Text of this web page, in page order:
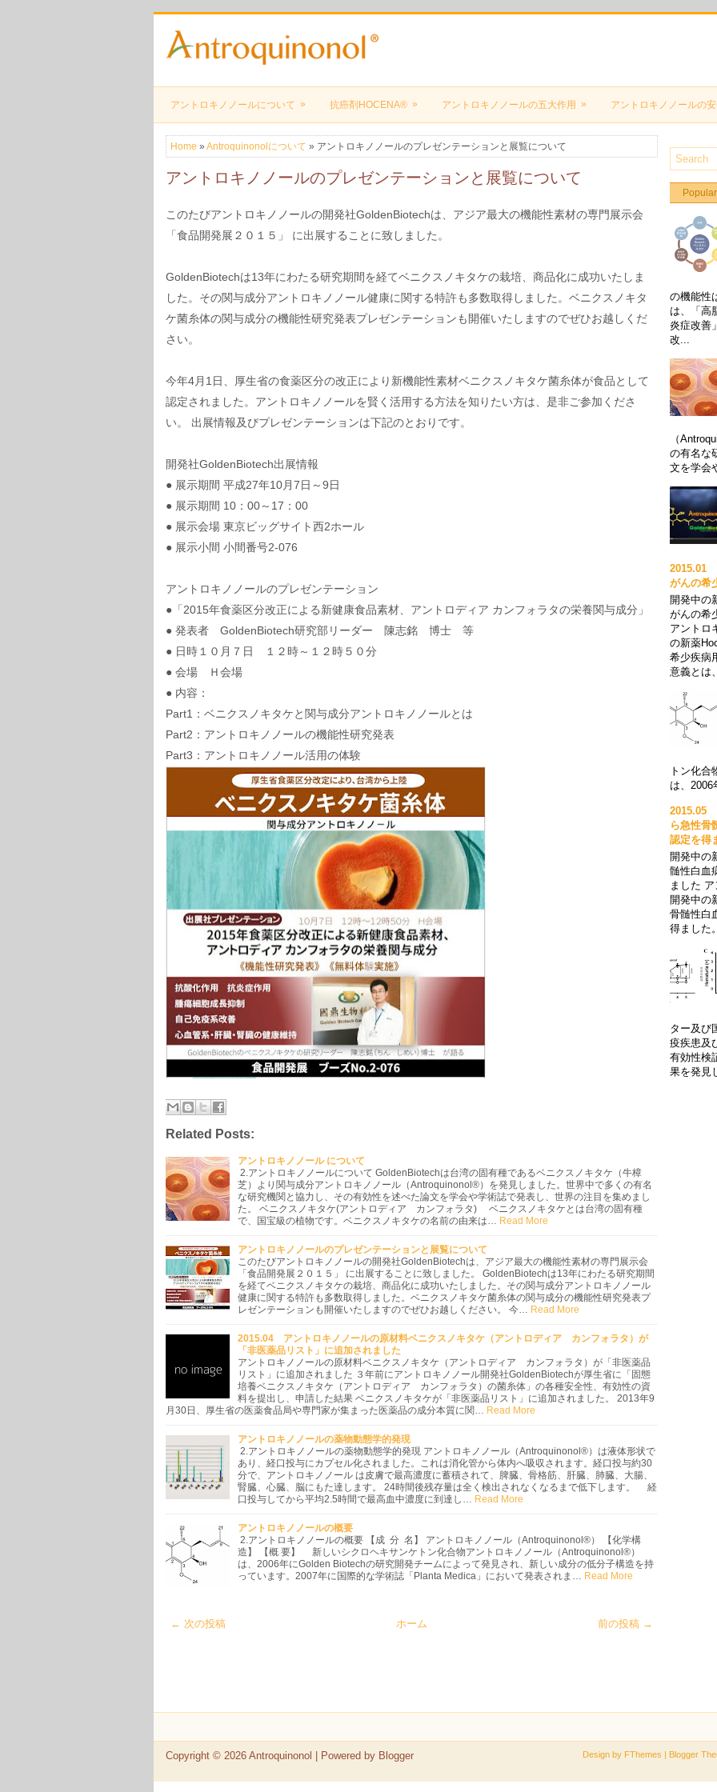
アントロキノノールについて » 抗癌剤HOCENA® » アントロキノノールの五大作用 » アントロキノノールの
Home » Antroquinonolについて » アントロキノノールのプレゼンテーションと展覧について
アントロキノノールのプレゼンテーションと展覧について
このたびアントロキノノールの開発社GoldenBiotechは、アジア最大の機能性素材の専門展示会
「食品開発展２０１５」 に出展することに致しました。
GoldenBiotechは13年にわたる研究期間を経てベニクスノキタケの栽培、商品化に成功いたしま
した。その関与成分アントロキノノール健康に関する特許も多数取得しました。ベニクスノキタ
ケ菌糸体の関与成分の機能性研究発表プレゼンテーションも開催いたしますのでぜひお越しくだ
さい。
今年4月1日、厚生省の食薬区分の改正により新機能性素材ベニクスノキタケ菌糸体が食品として
認定されました。アントロキノノールを賢く活用する方法を知りたい方は、是非ご参加くださ
い。 出展情報及びプレゼンテーションは下記のとおりです。
開発社GoldenBiotech出展情報
● 展示期間 平成27年10月7日～9日
● 展示期間 10：00～17：00
● 展示会場 東京ビッグサイト西2ホール
● 展示小間 小間番号2-076
アントロキノノールのプレゼンテーション
●「2015年食薬区分改正による新健康食品素材、アントロディア カンフォラタの栄養関与成分」
● 発表者 GoldenBiotech研究部リーダー 陳志銘 博士 等
● 日時１０月７日 １２時～１２時５０分
● 会場 Ｈ会場
● 内容：
Part1：ベニクスノキタケと関与成分アントロキノノールとは
Part2：アントロキノノールの機能性研究発表
Part3：アントロキノノール活用の体験
Related Posts:
アントロキノノール について
2.アントロキノノールについて GoldenBiotechは台湾の固有種であるベニクスノキタケ（牛樟
芝）より関与成分アントロキノノール（Antroquinonol®）を発見しました。世界中で多くの有名
な研究機関と協力し、その有効性を述べた論文を学会や学術誌で発表し、世界の注目を集めまし
た。 ベニクスノキタケ(アントロディア カンフォラタ) ベニクスノキタケとは台湾の固有種
で、国宝級の植物です。ベニクスノキタケの名前の由来は…
Read More
アントロキノノールのプレゼンテーションと展覧について
このたびアントロキノノールの開発社GoldenBiotechは、アジア最大の機能性素材の専門展示会
「食品開発展２０１５」 に出展することに致しました。 GoldenBiotechは13年にわたる研究期間
を経てベニクスノキタケの栽培、商品化に成功いたしました。その関与成分アントロキノノール
健康に関する特許も多数取得しました。ベニクスノキタケ菌糸体の関与成分の機能性研究発表プ
レゼンテーションも開催いたしますのでぜひお越しください。 今…
Read More
2015.04 アントロキノノールの原材料ベニクスノキタケ（アントロディア カンフォラタ）が
「非医薬品リスト」に追加されました
アントロキノノールの原材料ベニクスノキタケ（アントロディア カンフォラタ）が「非医薬品
リスト」に追加されました ３年前にアントロキノノール開発社GoldenBiotechが厚生省に「固態
培養ベニクスノキタケ（アントロディア カンフォラタ）の菌糸体」の各種安全性、有効性の資
料を提出し、申請した結果 ベニクスノキタケが「非医薬品リスト」に追加されました。 2013年9
月30日、厚生省の医薬食品局や専門家が集まった医薬品の成分本質に関…
Read More
アントロキノノールの薬物動態学的発現
2.アントロキノノールの薬物動態学的発現 アントロキノノール（Antroquinonol®）は液体形状で
あり、経口投与にカプセル化されました。これは消化管から体内へ吸収されます。経口投与約30
分で、アントロキノノール は皮膚で最高濃度に蓄積されて、脾臓、骨格筋、肝臓、肺臓、大腸、
腎臓、心臓、脳にもた達します。 24時間後残存量は全く検出されなくなるまで低下します。 経
口投与してから平均2.5時間で最高血中濃度に到達し…
Read More
アントロキノノールの概要
2.アントロキノノールの概要 【成 分 名】 アントロキノノール（Antroquinonol®） 【化学構
造】 【概 要】 新しいシクロヘキサンケトン化合物アントロキノノール（Antroquinonol®）
は、2006年にGolden Biotechの研究開発チームによって発見され、新しい成分の低分子構造を持
っています。2007年に国際的な学術誌「Planta Medica」において発表されま…
Read More
← 次の投稿 前の投稿 →
ホーム
Popular
の機能性
は、「高
炎症改善
改...
（
の有名な
文を学会
2015.01
がんの希
開発中の
がんの希
アントロ
の新薬
希少疾病
意義とは
トン化合
は、
2015.05
ら急性骨
認定を得
開発中の
髄性白血
ました
開発中の
骨髄性白
得ました
ター及び
疫疾患及
有効性検
果を発見
Copyright © 2026 Antroquinonol | Powered by Blogger Design by FThemes | Blogger